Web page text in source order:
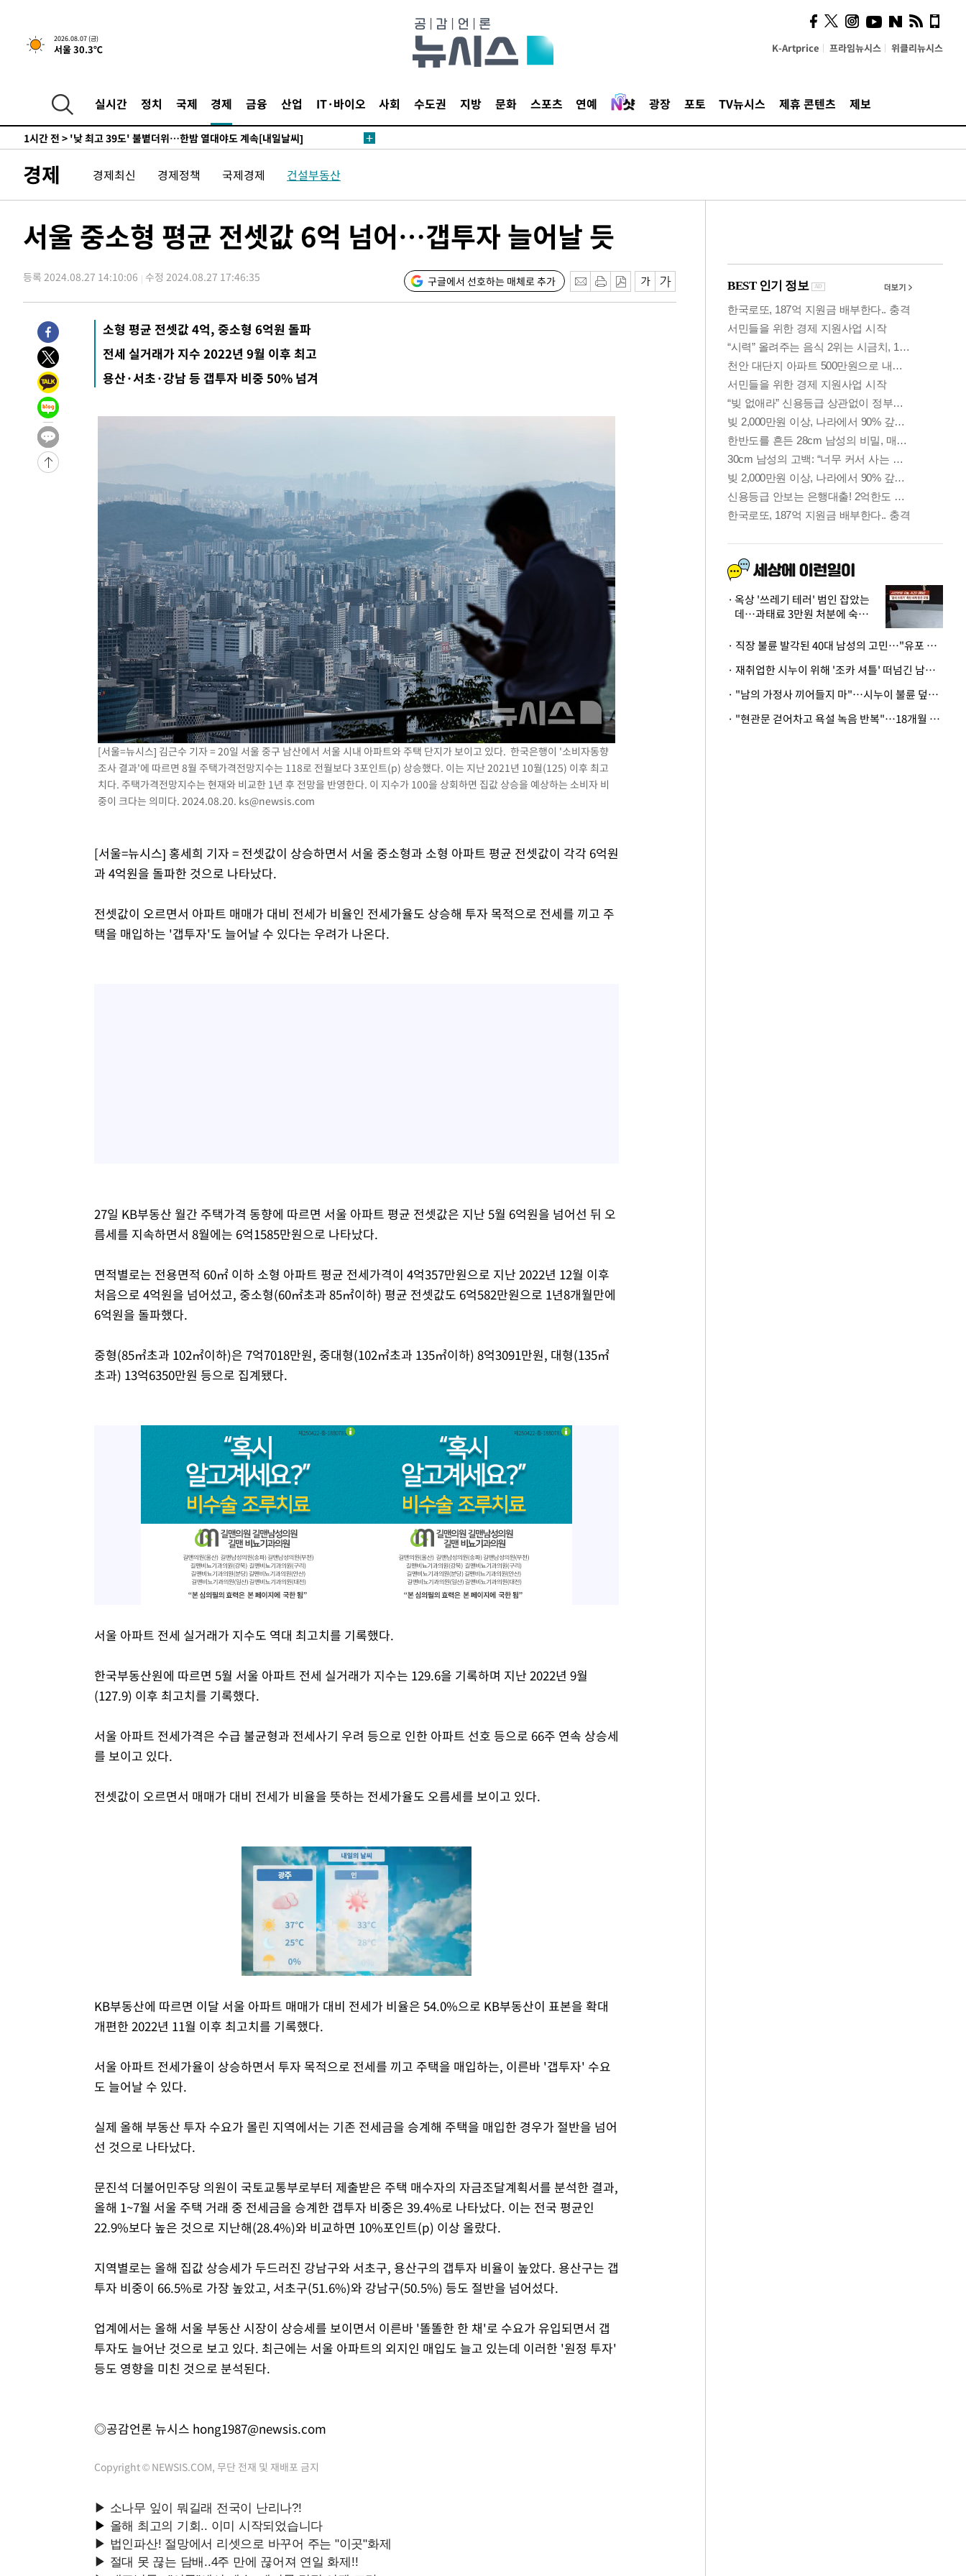
2026.08.07 (금)
서울 30.3℃ K-Artprice 프라임뉴시스 위클리뉴시스
실시간 정치 국제 경제 금융 산업 IT·바이오 사회 수도권 지방 문화 스포츠 연예 광장 포토 TV뉴시스 제휴 콘텐츠 제보
-11941초 전 >경찰, '홍명보는 2순위' 결론냈던 스포츠윤리센터도 압수수색
41분 전 >[속보]합참 "北 발사체는 단거리탄도미사일…감시·경계태세 강화"
1시간 전 >[속보] SKT, 에이닷 서비스 장애 발생…"원인 파악 중"
[속보]합참 "북, 동해상으로 미상 발사체 발사"
1시간 전 > '낮 최고 39도' 불볕더위…한밤 열대야도 계속[내일날씨]
1시간 전 >
"韓 외환시장 개입 관측 배경엔 美의 대한국 무역적자 있어"
1시간 전 >'월드컵 탈락 후폭풍' 축구협회…초유의 압수수색에 '충격·당황'
1시간 전 >[속보]종합특검, 대검 추가 압수수색…내란 중요임무종사 혐의
2시간 전 >[속보]코스피, 301.88포인트(4.58%) 내린 6296.38 마감
2시간 전 >[속보]원·달러 환율, 0.7원 내린 1423.8원 마감
3시간 전 >
"여기 떨어졌다"…다누리, 스페이스X 로켓 달 충돌 흔적 포착
4시간 전 >
손흥민, 5경기 연속골 실패…LAFC는 승부차기 끝 과달라하라 격파
6시간 전 >
내일까지 39도 '펄펄'…기상청 "태풍 지나며 폭염 잠시 꺾인다"
-15047초 전 >
'월드컵 탈락 후폭풍' 축구협회…11시간 걸린 초유의 압수수색(종
-14483초 전 >
-13276초 전 >
축구협회, 15년 전 심판 성 접대 파문에 "현재는 내부 지침 준수"
-11961초 전 >
40분 전 >
日방위성, 北이 동해로 쏜 발사체는 탄도미사일 가능성
[속보] SKT, 에이닷 서비스 장애 발생…"원인 파악 중"
[속보]합참 "북, 동해상으로 미상 발사체 발사"
'낮 최고 39도' 불볕더위…한밤 열대야도 계속[내일날씨]
[속보]7~9일 프로야구 3연전도 폭염 취소…11일 재개
"韓 외환시장 개입 관측 배경엔 美의 대한국 무역적자 있어"
'월드컵 탈락 후폭풍' 축구협회…초유의 압수수색에 '충격·당황'
서울 낮 37.9도, 올여름 최고치 경신…영등포 순간 '40도'
[속보]종합특검, 대검 추가 압수수색…내란 중요임무종사 혐의
[속보]코스닥, 800p 회복…0.26% 오른 801.67 마감
[속보]코스피, 301.88포인트(4.58%) 내린 6296.38 마감
[속보]원·달러 환율, 0.7원 내린 1423.8원 마감
"여기 떨어졌다"…다누리, 스페이스X 로켓 달 충돌 흔적 포착
손흥민, 5경기 연속골 실패…LAFC는 승부차기 끝 과달라하라 격파
내일까지 39도 '펄펄'…기상청 "태풍 지나며 폭염 잠시 꺾인다"
경제 경제최신 경제정책 국제경제 건설부동산
서울 중소형 평균 전셋값 6억 넘어…갭투자 늘어날 듯
등록 2024.08.27 14:10:06 수정 2024.08.27 17:46:35 구글에서 선호하는 매체로 추가
소형 평균 전셋값 4억, 중소형 6억원 돌파
전세 실거래가 지수 2022년 9월 이후 최고
용산·서초·강남 등 갭투자 비중 50% 넘겨
[서울=뉴시스] 김근수 기자 = 20일 서울 중구 남산에서 서울 시내 아파트와 주택 단지가 보이고 있다. 한국은행이 '소비자동향
조사 결과'에 따르면 8월 주택가격전망지수는 118로 전월보다 3포인트(p) 상승했다. 이는 지난 2021년 10월(125) 이후 최고
치다. 주택가격전망지수는 현재와 비교한 1년 후 전망을 반영한다. 이 지수가 100을 상회하면 집값 상승을 예상하는 소비자 비
중이 크다는 의미다. 2024.08.20. ks@newsis.com
[서울=뉴시스] 홍세희 기자 = 전셋값이 상승하면서 서울 중소형과 소형 아파트 평균 전셋값이 각각 6억원
과 4억원을 돌파한 것으로 나타났다.
전셋값이 오르면서 아파트 매매가 대비 전세가 비율인 전세가율도 상승해 투자 목적으로 전세를 끼고 주
택을 매입하는 '갭투자'도 늘어날 수 있다는 우려가 나온다.
27일 KB부동산 월간 주택가격 동향에 따르면 서울 아파트 평균 전셋값은 지난 5월 6억원을 넘어선 뒤 오
름세를 지속하면서 8월에는 6억1585만원으로 나타났다.
면적별로는 전용면적 60㎡ 이하 소형 아파트 평균 전세가격이 4억357만원으로 지난 2022년 12월 이후
처음으로 4억원을 넘어섰고, 중소형(60㎡초과 85㎡이하) 평균 전셋값도 6억582만원으로 1년8개월만에
6억원을 돌파했다.
중형(85㎡초과 102㎡이하)은 7억7018만원, 중대형(102㎡초과 135㎡이하) 8억3091만원, 대형(135㎡
초과) 13억6350만원 등으로 집계됐다.
서울 아파트 전세 실거래가 지수도 역대 최고치를 기록했다.
한국부동산원에 따르면 5월 서울 아파트 전세 실거래가 지수는 129.6을 기록하며 지난 2022년 9월
(127.9) 이후 최고치를 기록했다.
서울 아파트 전세가격은 수급 불균형과 전세사기 우려 등으로 인한 아파트 선호 등으로 66주 연속 상승세
를 보이고 있다.
전셋값이 오르면서 매매가 대비 전세가 비율을 뜻하는 전세가율도 오름세를 보이고 있다.
KB부동산에 따르면 이달 서울 아파트 매매가 대비 전세가 비율은 54.0%으로 KB부동산이 표본을 확대
개편한 2022년 11월 이후 최고치를 기록했다.
서울 아파트 전세가율이 상승하면서 투자 목적으로 전세를 끼고 주택을 매입하는, 이른바 '갭투자' 수요
도 늘어날 수 있다.
실제 올해 부동산 투자 수요가 몰린 지역에서는 기존 전세금을 승계해 주택을 매입한 경우가 절반을 넘어
선 것으로 나타났다.
문진석 더불어민주당 의원이 국토교통부로부터 제출받은 주택 매수자의 자금조달계획서를 분석한 결과,
올해 1~7월 서울 주택 거래 중 전세금을 승계한 갭투자 비중은 39.4%로 나타났다. 이는 전국 평균인
22.9%보다 높은 것으로 지난해(28.4%)와 비교하면 10%포인트(p) 이상 올랐다.
지역별로는 올해 집값 상승세가 두드러진 강남구와 서초구, 용산구의 갭투자 비율이 높았다. 용산구는 갭
투자 비중이 66.5%로 가장 높았고, 서초구(51.6%)와 강남구(50.5%) 등도 절반을 넘어섰다.
업계에서는 올해 서울 부동산 시장이 상승세를 보이면서 이른바 '똘똘한 한 채'로 수요가 유입되면서 갭
투자도 늘어난 것으로 보고 있다. 최근에는 서울 아파트의 외지인 매입도 늘고 있는데 이러한 '원정 투자'
등도 영향을 미친 것으로 분석된다.
◎공감언론 뉴시스 hong1987@newsis.com
Copyright © NEWSIS.COM, 무단 전재 및 재배포 금지
의견, 국토부·LH에 충실히
전달할 것"
옥상 '쓰레기 테러' 범인 잡았는
데…과태료 3만원 처분에 숙박업
· 직장 불륜 발각된 40대 남성의 고민…"유포 동료 명예훼손·협박죄 고소 가능할까"
· 재취업한 시누이 위해 '조카 셔틀' 떠넘긴 남편…아내 "난 못한다"
· "남의 가정사 끼어들지 마"…시누이 불륜 덮으려는 남편에 억울한 아내
· "현관문 걷어차고 욕설 녹음 반복"…18개월 아기 키우는 집 뒤흔든 '앞집의 비극'